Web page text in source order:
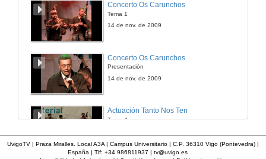
Concerto Os Carunchos
Tema 1
14 de nov. de 2009
Concerto Os Carunchos
Presentación
14 de nov. de 2009
Actuación Tanto Nos Ten
Tema 4
UvigoTV | Praza Miralles. Local A3A | Campus Universitario | C.P. 36310 Vigo (Pontevedra) |
España | Tlf: +34 986811937 | tv@uvigo.es